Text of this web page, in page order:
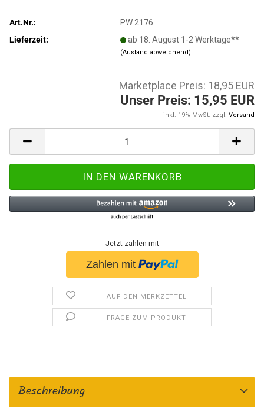
Art.Nr.:
PW 2176
Lieferzeit:
ab 18. August 1-2 Werktage**
(Ausland abweichend)
Marketplace Preis: 18,95 EUR
Unser Preis: 15,95 EUR
inkl. 19% MwSt. zzgl. Versand
Jetzt zahlen mit
AUF DEN MERKZETTEL
FRAGE ZUM PRODUKT
Beschreibung